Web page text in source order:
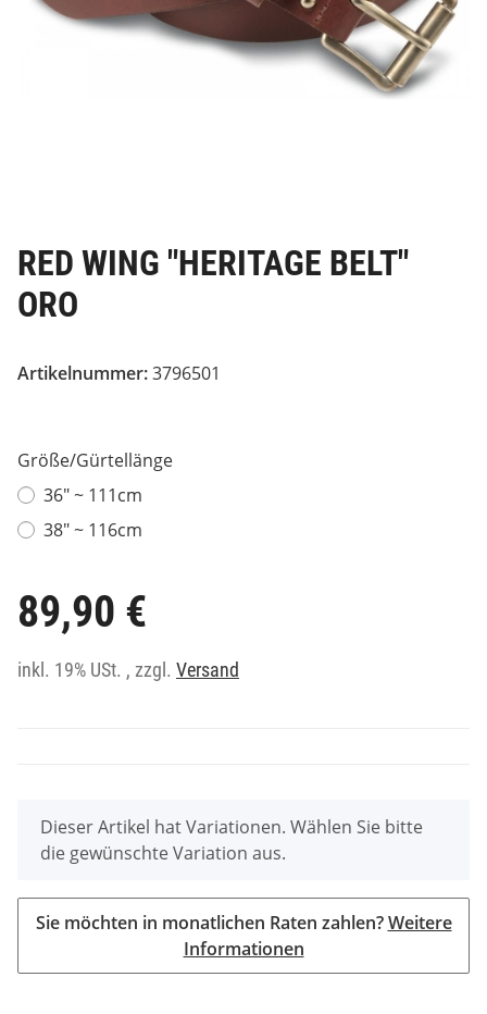
RED WING "HERITAGE BELT"
ORO
Artikelnummer:3796501
Größe/Gürtellänge
36" ~ 111cm
38" ~ 116cm
89,90 €
inkl. 19% USt. , zzgl. Versand
x
Dieser Artikel hat Variationen. Wählen Sie bitte
die gewünschte Variation aus.
Sie möchten in monatlichen Raten zahlen?Weitere
Informationen